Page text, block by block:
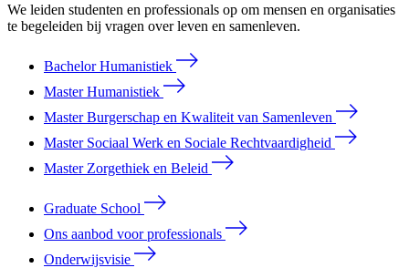
We leiden studenten en professionals op om mensen en organisaties
te begeleiden bij vragen over leven en samenleven.
Bachelor Humanistiek
Master Humanistiek
Master Burgerschap en Kwaliteit van Samenleven
Master Sociaal Werk en Sociale Rechtvaardigheid
Master Zorgethiek en Beleid
Graduate School
Ons aanbod voor professionals
Onderwijsvisie